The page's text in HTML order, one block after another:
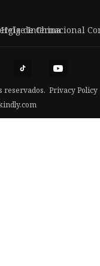
de China
Internacional
reservados. Privacy Policy